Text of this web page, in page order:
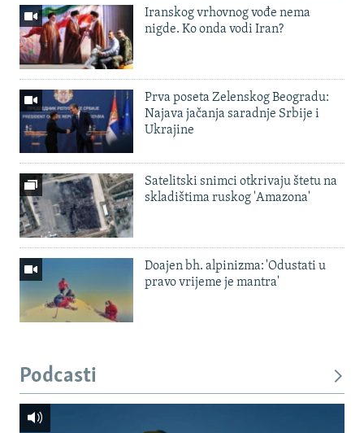
Iranskog vrhovnog vođe nema
nigde. Ko onda vodi Iran?
Prva poseta Zelenskog Beogradu:
Najava jačanja saradnje Srbije i
Ukrajine
Satelitski snimci otkrivaju štetu na
skladištima ruskog 'Amazona'
Doajen bh. alpinizma: 'Odustati u
pravo vrijeme je mantra'
Podcasti